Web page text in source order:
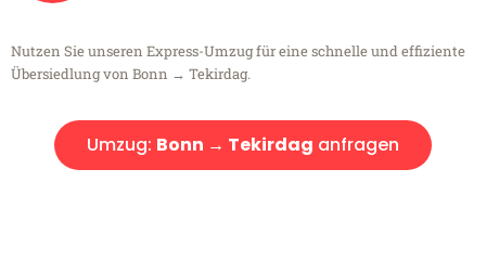
Nutzen Sie unseren Express-Umzug für eine schnelle und effiziente
Übersiedlung von Bonn → Tekirdag.
Umzug: Bonn → Tekirdag anfragen